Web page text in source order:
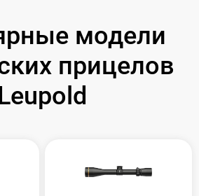
модели
прицелов